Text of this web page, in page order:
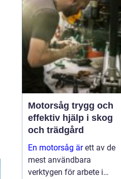
vattenskador och ett
värmesystem som
fungerar året runt. Med
rätt kompete...
Motorsåg trygg och
effektiv hjälp i skog
och trädgård
En motorsåg ärett av de
mest användbara
verktygen för arbete i